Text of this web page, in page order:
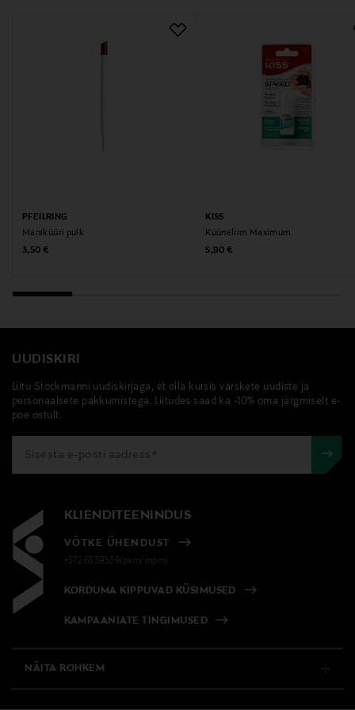
PFEILRING
Maniküüri pulk
Original Price
3,50 €
KISS
Küüneliim Maximum
Original Price
5,90 €
UUDISKIRI
Liitu Stockmanni uudiskirjaga, et olla kursis värskete uudiste ja
personaalsete pakkumistega. Liitudes saad ka -10% oma järgmiselt e-
poe ostult.
KLIENDITEENINDUS
VÕTKE ÜHENDUST
+372 6339539(pvm/mpm)
KORDUMA KIPPUVAD KÜSIMUSED
KAMPAANIATE TINGIMUSED
NÄITA ROHKEM